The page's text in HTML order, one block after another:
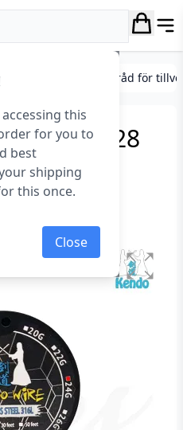
this
for you to
best
shipping
this once.
Close
för coils Metalltråd för
(24–28